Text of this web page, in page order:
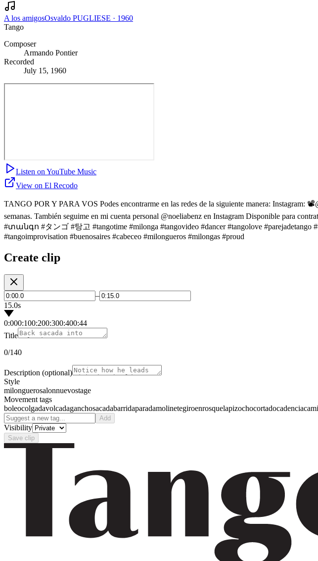
A los amigosOsvaldo PUGLIESE · 1960
Tango
Composer
Armando Pontier
Recorded
July 15, 1960
Listen on YouTube Music
View on El Recodo
TANGO POR Y PARA VOS Podes encontrarme en las redes de la siguiente manera: Instagram:
semanas. También seguime en mi cuenta personal @noeliabenz en Instagram Disponible para
#տանգո #タンゴ #탕고 #tangotime #milonga #tangovideo #dancer #tangolove #parejadetango
#tangoimprovisation #buenosaires #cabeceo #milongueros #milongas #proud
Create clip
–
15.0s
0:000:100:200:300:400:44
Title
0/140
Description (optional)
Style
milonguerosalonnuevostage
Movement tags
boleocolgadavolcadaganchosacadabarridaparadamolinetegiroenrosquelapizochocortadocadencia
Add
Visibility
Save clip